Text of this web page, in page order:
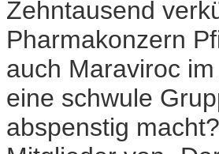
Zehntausend
Pharmakonzern
auch Maraviroc
eine schwule
abspenstig